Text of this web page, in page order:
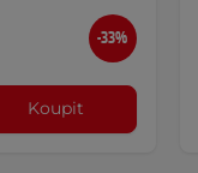
-33%
Koupit